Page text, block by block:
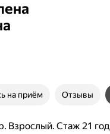
на приём Отзывы
Взрослый. Стаж 21 год